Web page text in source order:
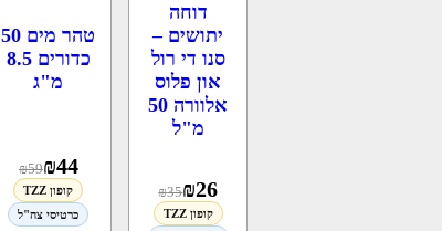
דוחה
יתושים –
סנו די רול
און פלוס
אלוורה 50
מ"ל
₪26
₪35
קופון TZZ
טהר מים 50
כדורים 8.5
מ"ג
₪44
₪59
קופון TZZ
כרטיסי צה"ל